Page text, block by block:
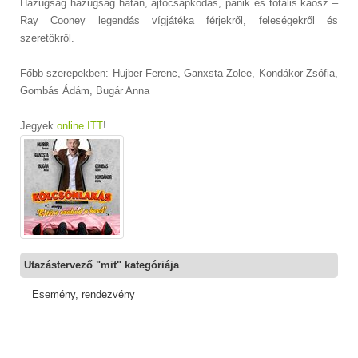
Hazugság hazugság hátán, ajtócsapkodás, pánik és totális káosz –
Ray Cooney legendás vígjátéka férjekről, feleségekről és
szeretőkről.
Főbb szerepekben: Hujber Ferenc, Ganxsta Zolee, Kondákor Zsófia,
Gombás Ádám, Bugár Anna
Jegyek online ITT!
Utazástervező "mit" kategóriája
Esemény, rendezvény